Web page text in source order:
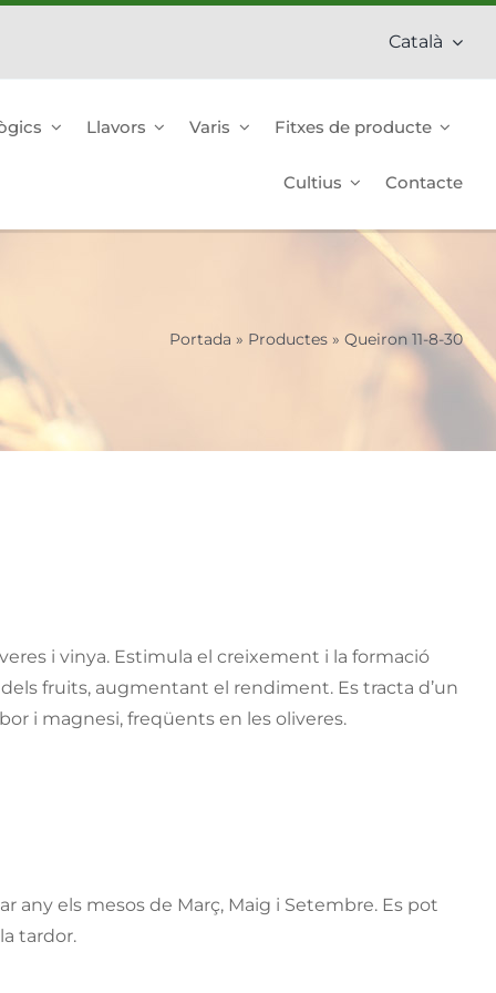
Català
Llavors Varis Fitxes de producte
Cultius Contacte
Portada » Productes » Queiron 11-8-30
i vinya. Estimula el creixement i la formació
fruits, augmentant el rendiment. Es tracta d’un
i magnesi, freqüents en les oliveres.
any els mesos de Març, Maig i Setembre. Es pot
tardor.